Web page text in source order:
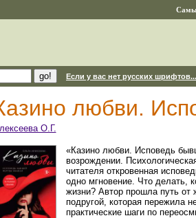
Если у вас нет русских шрифтов...
любви.
О.Г.
«Казино любви. Исповедь
возрождении.
читателя откровенная
одно мгновение. Что делать,
жизни? Автор прошла путь от
подругой, которая пережила
практические шаги по